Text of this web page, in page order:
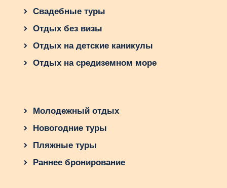
Свадебные туры
Отдых без визы
Отдых на детские каникулы
Отдых на средиземном море
Молодежный отдых
Новогодние туры
Пляжные туры
Раннее бронирование